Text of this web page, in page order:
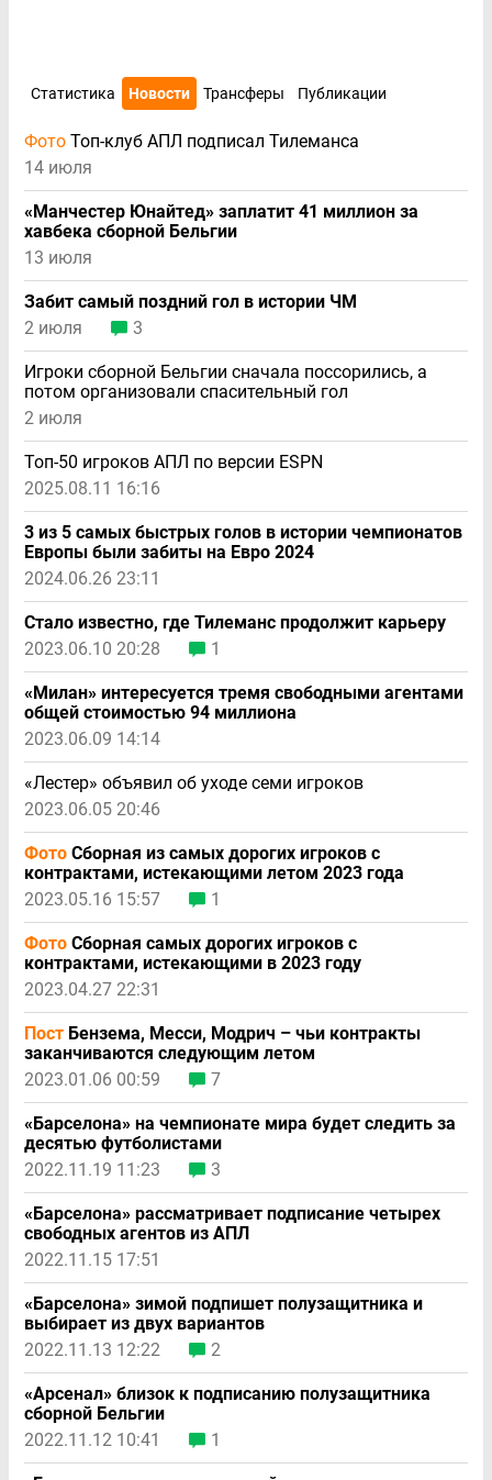
Статистика Новости Трансферы Публикации
Фото Топ-клуб АПЛ подписал Тилеманса
14 июля
«Манчестер Юнайтед» заплатит 41 миллион за
хавбека сборной Бельгии
13 июля
Забит самый поздний гол в истории ЧМ
2 июля
3
Игроки сборной Бельгии сначала поссорились, а
потом организовали спасительный гол
2 июля
Топ-50 игроков АПЛ по версии ESPN
2025.08.11 16:16
3 из 5 самых быстрых голов в истории чемпионатов
Европы были забиты на Евро 2024
2024.06.26 23:11
Стало известно, где Тилеманс продолжит карьеру
2023.06.10 20:28
1
«Милан» интересуется тремя свободными агентами
общей стоимостью 94 миллиона
2023.06.09 14:14
«Лестер» объявил об уходе семи игроков
2023.06.05 20:46
Фото Сборная из самых дорогих игроков с
контрактами, истекающими летом 2023 года
2023.05.16 15:57
1
Фото Сборная самых дорогих игроков с
контрактами, истекающими в 2023 году
2023.04.27 22:31
Пост Бензема, Месси, Модрич – чьи контракты
заканчиваются следующим летом
2023.01.06 00:59
7
«Барселона» на чемпионате мира будет следить за
десятью футболистами
2022.11.19 11:23
3
«Барселона» рассматривает подписание четырех
свободных агентов из АПЛ
2022.11.15 17:51
«Барселона» зимой подпишет полузащитника и
выбирает из двух вариантов
2022.11.13 12:22
2
«Арсенал» близок к подписанию полузащитника
сборной Бельгии
2022.11.12 10:41
1